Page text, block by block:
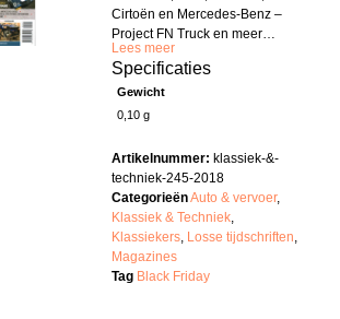
Cirtoën en Mercedes-Benz –
Project FN Truck en meer…
Lees meer
Specificaties
Gewicht
0,10 g
Artikelnummer: klassiek-&-
techniek-245-2018
CategorieënAuto & vervoer,
Klassiek & Techniek,
Klassiekers, Losse tijdschriften,
Magazines
Tag Black Friday